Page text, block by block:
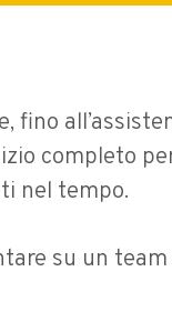
fino
completo
nel tempo.
su un